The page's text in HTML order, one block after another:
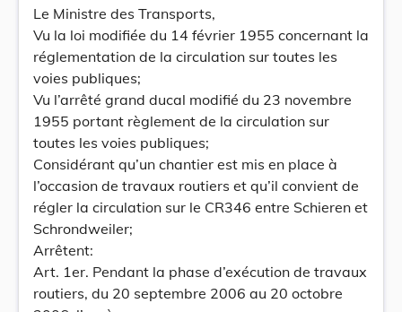
Le Ministre des Transports,
Vu la loi modifiée du 14 février 1955 concernant la
réglementation de la circulation sur toutes les
voies publiques;
Vu l’arrêté grand ducal modifié du 23 novembre
1955 portant règlement de la circulation sur
toutes les voies publiques;
Considérant qu’un chantier est mis en place à
l’occasion de travaux routiers et qu’il convient de
régler la circulation sur le CR346 entre Schieren et
Schrondweiler;
Arrêtent:
Art. 1er. Pendant la phase d’exécution de travaux
routiers, du 20 septembre 2006 au 20 octobre